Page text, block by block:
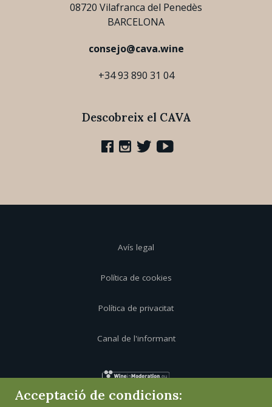
08720 Vilafranca del Penedès
BARCELONA
consejo@cava.wine
+34 93 890 31 04
Descobreix el CAVA
Avís legal
Política de cookies
Política de privacitat
Canal de l'informant
Acceptació de condicions: